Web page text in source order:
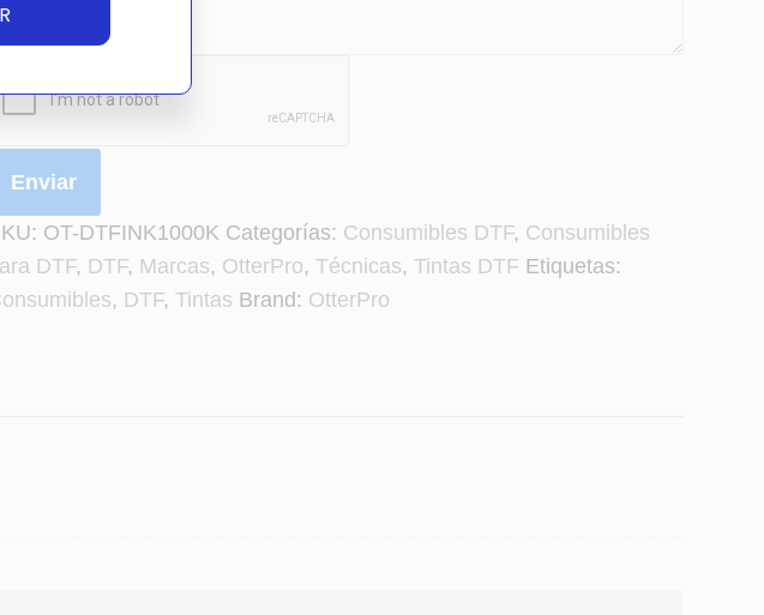
Enviar
OT-DTFINK1000K Categorías: Consumibles DTF, Consumibles
DTF, DTF, Marcas, OtterPro,Técnicas,Tintas DTF Etiquetas:
, DTF,Tintas Brand: OtterPro